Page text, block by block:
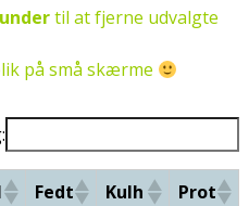
til at fjerne udvalgte
på små skærme
Fedt Kulh Prot